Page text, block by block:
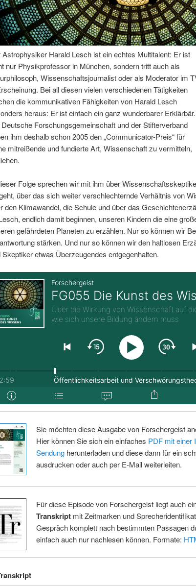
Astrophysiker Harald Lesch ist ein echtes Multitalent: Er ist
nur Physikprofessor in München, sondern tritt auch als
Wissenschaftsjournalist oder als Moderator im
Bei all diesen vielen verschiedenen Tätigkeiten
die kommunikativen Fähigkeiten von Harald Lesch
heraus: Er ist einfach ein ganz wunderbarer Erklärbär.
Deutsche Forschungsgemeinschaft und der Stifterverband
ihm deshalb schon 2005 den „Communicator-Preis“ für
mitreißende und fundierte Art, Wissenschaft zu vermitteln,
Folge sprechen wir mit ihm über
über das sich weiter verschlechternde Verhältnis von
den Klimawandel, die Schule und über das
endlich damit beginnen, unseren Kindern die eine
gefährdeten Planeten zu erzählen. Nur so können wir
stärken. Und nur so können wir den haltlosen
Skeptiker etwas Überzeugendes entgegenhalten.
Sie möchten diese Ausgabe von Forschergeist
Hier können Sie sich ein einfaches PDF mit einer
Sendungherunterladen und diese dann für ein
ausdrucken oder auch per E-Mail weiterleiten.
Für diese Episode von Forschergeist liegt auch
Transkriptmit Zeitmarken und
Gespräch komplett nach bestimmten Passagen
einfach auch nur nachlesen können. Formate: